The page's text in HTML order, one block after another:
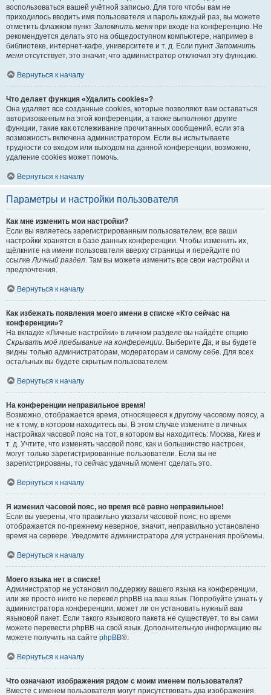
воспользоваться вашей учётной записью. Для того чтобы вам не
приходилось вводить имя пользователя и пароль каждый раз, вы можете
отметить флажком пункт Запомнить меня при входе на конференцию. Не
рекомендуется делать это на общедоступном компьютере, например в
библиотеке, интернет-кафе, университете и т. д. Если пункт Запомнить
меня отсутствует, это значит, что администратор отключил эту функцию.
Вернуться к началу
Что делает функция «Удалить cookies»?
Она удаляет все созданные cookies, которые позволяют вам оставаться
авторизованным на этой конференции, а также выполняют другие
функции, такие как отслеживание прочитанных сообщений, если эта
возможность включена администратором. Если вы испытываете
трудности со входом или выходом на данной конференции, возможно,
удаление cookies может помочь.
Вернуться к началу
Параметры и настройки пользователя
Как мне изменить мои настройки?
Если вы являетесь зарегистрированным пользователем, все ваши
настройки хранятся в базе данных конференции. Чтобы изменить их,
щёлкните на имени пользователя вверху страницы и перейдите по
ссылкеЛичный раздел. Там вы можете изменить все свои настройки и
предпочтения.
Вернуться к началу
Как избежать появления моего имени в списке «Кто сейчас на
конференции»?
На вкладке «Личные настройки» в личном разделе вы найдёте опцию
Скрывать моё пребывание на конференции. ВыберитеДа, и вы будете
видны только администраторам, модераторам и самому себе. Для всех
остальных вы будете скрытым пользователем.
Вернуться к началу
На конференции неправильное время!
Возможно, отображается время, относящееся к другому часовому поясу, а
не к тому, в котором находитесь вы. В этом случае измените в личных
настройках часовой пояс на тот, в котором вы находитесь: Москва, Киев и
т. д. Учтите, что изменять часовой пояс, как и большинство настроек,
могут только зарегистрированные пользователи. Если вы не
зарегистрированы, то сейчас удачный момент сделать это.
Вернуться к началу
Я изменил часовой пояс, но время всё равно неправильное!
Если вы уверены, что правильно указали часовой пояс, но время
отображается по-прежнему неверное, значит, неправильно установлено
время на сервере. Уведомите администратора для устранения проблемы.
Вернуться к началу
Моего языка нет в списке!
Администратор не установил поддержку вашего языка на конференции,
или же просто никто не перевёл phpBB на ваш язык. Попробуйте узнать у
администратора конференции, может ли он установить нужный вам
языковой пакет. Если такого языкового пакета не существует, то вы сами
можете перевести phpBB на свой язык. Дополнительную информацию вы
можете получить на сайте phpBB®.
Вернуться к началу
Что означают изображения рядом с моим именем пользователя?
Вместе с именем пользователя могут присутствовать два изображения.